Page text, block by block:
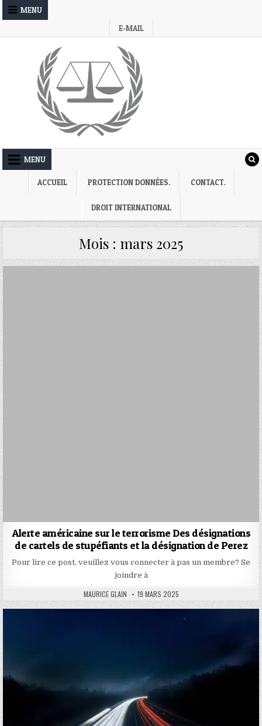
Skip
MENU
E-MAIL
MENU
ACCUEIL PROTECTION DONNÉES. CONTACT.
DROIT INTERNATIONAL
Mois : mars 2025
Alerte américaine sur le terrorisme Des désignations
de cartels de stupéfiants et la désignation de Perez
Pour lire ce post, veuillez vous connecter à pas un membre? Se
joindre à
AUTHOR:
MAURICE GLAIN PUBLISHED
DATE:
19 MARS 2025